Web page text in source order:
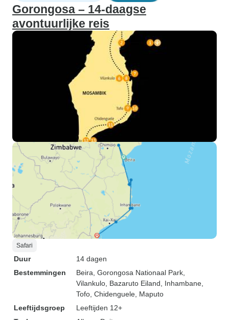
Gorongosa – 14-daagse
avontuurlijke reis
Safari
Duur
14 dagen
Bestemmingen
Beira , Gorongosa Nationaal Park
Vilankulo , Bazaruto Eiland , Inhambane
Tofo , Chidenguele , Maputo
Leeftijdsgroep
Leeftijden 12+